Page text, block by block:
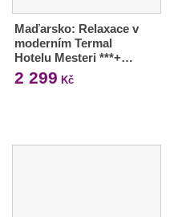
Maďarsko: Relaxace v
moderním Termal
Hotelu Mesteri ***+…
2 299 Kč